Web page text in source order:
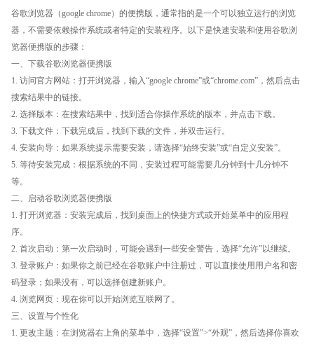
谷歌浏览器（google chrome）的便携版，通常指的是一个可以独立运行的浏览
器，不需要依赖操作系统或者特定的安装程序。以下是快速安装和使用谷歌浏
览器便携版的步骤：
一、下载谷歌浏览器便携版
1. 访问官方网站：打开浏览器，输入“google chrome”或“chrome.com”，然后点击
搜索结果中的链接。
2. 选择版本：在搜索结果中，找到适合你操作系统的版本，并点击下载。
3. 下载文件：下载完成后，找到下载的文件，并双击运行。
4. 安装向导：如果系统提示需要安装，请选择“始终安装”或“自定义安装”。
5. 等待安装完成：根据系统的不同，安装过程可能需要几分钟到十几分钟不
等。
二、启动谷歌浏览器便携版
1. 打开浏览器：安装完成后，找到桌面上的快捷方式或开始菜单中的应用程
序。
2. 首次启动：第一次启动时，可能会遇到一些安全警告，选择“允许”以继续。
3. 登录账户：如果你之前已经在谷歌账户中注册过，可以直接使用用户名和密
码登录；如果没有，可以选择创建新账户。
4. 浏览网页：现在你可以开始浏览互联网了。
三、设置与个性化
1. 更改主题：在浏览器右上角的菜单中，选择“设置”>“外观”，然后选择你喜欢